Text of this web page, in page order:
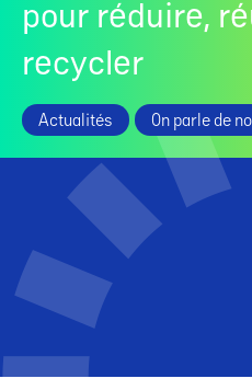
pour réduire,
recycler
Actualités On parle de